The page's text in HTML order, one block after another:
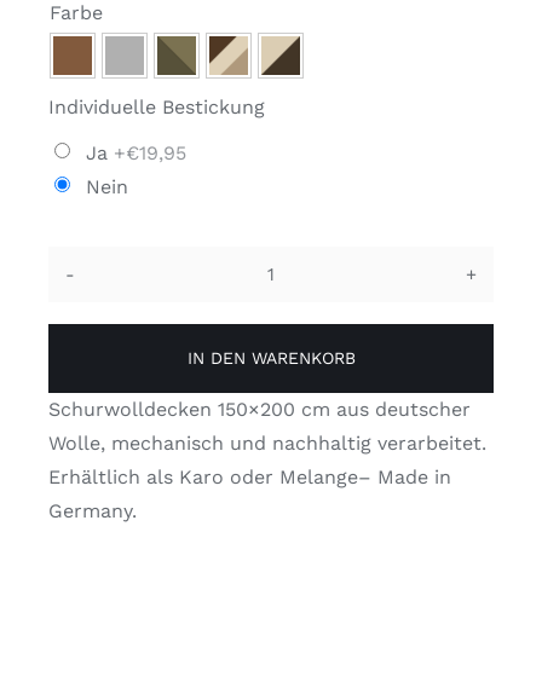
Farbe
Individuelle Bestickung
Ja +€19,95
Nein
HeimatWolle
IN DEN WARENKORB
Schurwolldecken 150×200 cm aus deutscher
Wolle, mechanisch und nachhaltig verarbeitet.
Erhältlich als Karo oder Melange– Made in
Germany.